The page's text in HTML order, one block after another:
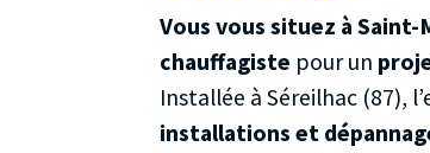
Vous vous situez à
chauffagiste pour un
Installée à Séreilhac (87),
installations et